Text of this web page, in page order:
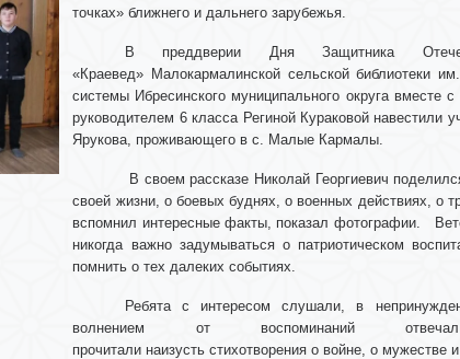
точках» ближнего и дальнего зарубежья.
В преддверии Дня Защитника
«Краевед» Малокармалинской сельской библиотеки
системы Ибресинского муниципального округа вместе
руководителем 6 класса Региной Кураковой навестили
Ярукова, проживающего в с. Малые Кармалы.
В своем рассказе Николай Георгиевич
своей жизни, о боевых буднях, о военных действиях, о
вспомнил интересные факты, показал фотографии.
никогда важно задумываться о патриотическом
помнить о тех далеких событиях.
Ребята с интересом слушали, в
волнением от воспоминаний
прочитали наизусть стихотворения о войне, о мужестве